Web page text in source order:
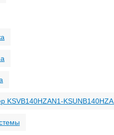
KSVB140HZAN1-